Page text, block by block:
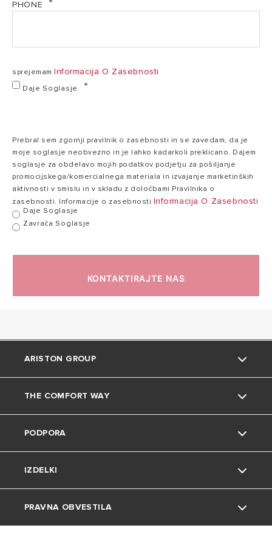
PHONE
sprejemam Informacija O Zasebnosti
Daje Soglasje
Prebral sem zgornji pravilnik o zasebnosti in se zavedam, da je
moje soglasje neobvezno in je lahko kadarkoli preklicano. Dajem
soglasje za obdelavo mojih podatkov podjetju za pošiljanje
promocijskega/komercialnega materiala in izvajanje marketinških
aktivnosti v smislu in v skladu z določbami Pravilnika o
zasebnosti. Informacije o zasebnosti Informacija O Zasebnosti
Daje Soglasje
Zavrača Soglasje
KONTAKTIRAJTE NAS
ARISTON GROUP
Blagovna znamka Ariston
Skupina
Zaposlitev
THE COMFORT WAY
Namigi in triki
Dom in prosti čas
Okolje
PODPORA
Kontakt
Pogosta vprašanja
IZDELKI
Grelniki vode
PRAVNA OBVESTILA